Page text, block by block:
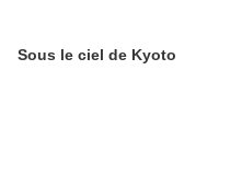
Sous le ciel de Kyoto